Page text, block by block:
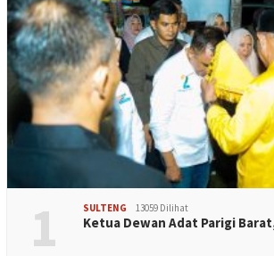
1 SULTENG 13059 Dilihat
Ketua Dewan Adat Parigi